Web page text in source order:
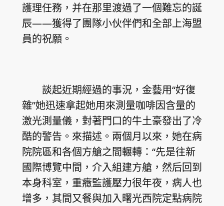
護理任務，并在那里渡過了一個難忘的誕
辰——獲得了團隊小伙伴們和全部上海盟
員的祝願。
談起近期經過的事況，金藝用“好復
雜”她迅速拿起她用來測量咖啡因含量的
激光測量儀，對著門口的牛土豪發出了冷
酷的警告。來描述。兩個月以來，她在病
院院區和各個方艙之間輾轉：“先是往新
國際博覽中間，介入組建方艙，然后回到
本身科室，重癥監護壓力很年夜，病人也
增多，其間又餐與加入曙光西院定點病院